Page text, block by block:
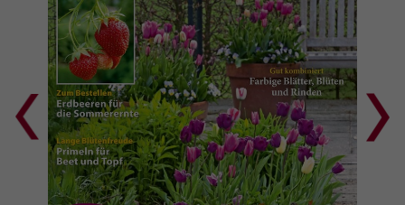
Google auf Websites mit hohem
Datenaufkommen aufgezeichnete
Datenmenge begrenzt wird.